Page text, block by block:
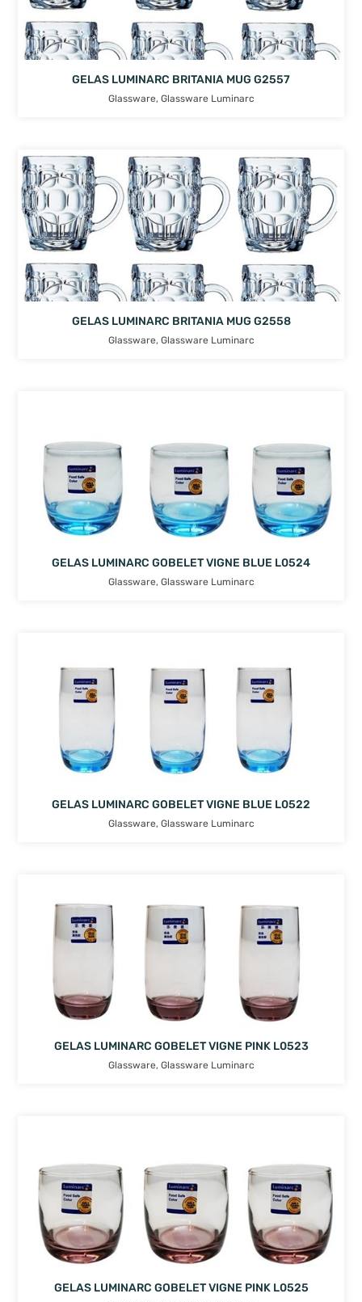
GELAS LUMINARC BRITANIA MUG G2557
Glassware, Glassware Luminarc
GELAS LUMINARC BRITANIA MUG G2558
Glassware, Glassware Luminarc
GELAS LUMINARC GOBELET VIGNE BLUE L0524
Glassware, Glassware Luminarc
GELAS LUMINARC GOBELET VIGNE BLUE L0522
Glassware, Glassware Luminarc
GELAS LUMINARC GOBELET VIGNE PINK L0523
Glassware, Glassware Luminarc
GELAS LUMINARC GOBELET VIGNE PINK L0525